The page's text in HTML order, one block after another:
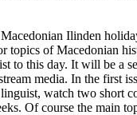
Ilinden
topics of Macedonian
to this day. It will be a
media. In the first
watch two short
Of course the main